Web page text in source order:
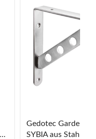
Gedotec
SYBIA aus Stahl